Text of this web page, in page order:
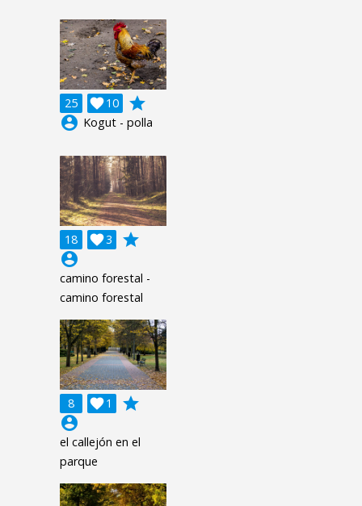
25 10

grade
account_circle Kogut - polla
18 3

grade
account_circle
camino forestal -
camino forestal
8 1

grade
account_circle
el callejón en el
parque